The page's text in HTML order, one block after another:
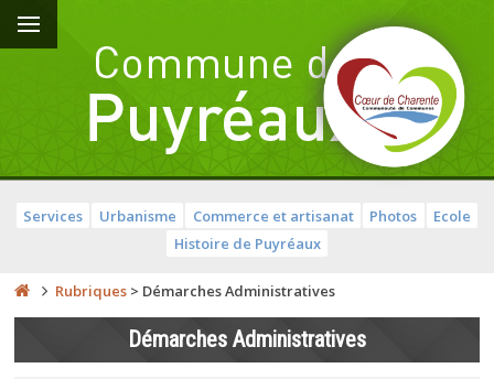
Services Urbanisme Commerce et artisanat Photos
Ecole
Histoire de Puyréaux
Rubriques > Démarches Administratives
Démarches Administratives